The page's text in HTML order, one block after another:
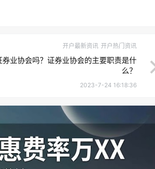
开户最新资讯 开户热门资讯
券业协会吗？证券业协会的主要职责是什
么？
2023-7-24 16:18:36